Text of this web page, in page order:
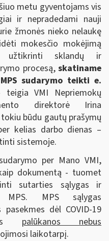
metu gyventojams vis
ir nepradedami nauji
žmonės nieko nelaukę
mokesčio mokėjimą
užtikrinti sklandų ir
procesą, skatiname
sudarymo teikti e.
VMI Nepriemokų
direktorė Irina
būdu gautų prašymų
kelias darbo dienas –
sistemoje.
per Mano VMI,
dokumentą - tuomet
sutarties sąlygas ir
MPS. MPS sąlygas
dėl COVID-19
palūkanos nebus
laikotarpį.